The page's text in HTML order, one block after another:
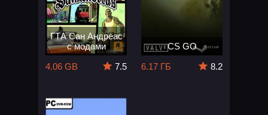
ГТА Сан Андреас
с модами
4.06 GB
7.5
CS GO
6.17 ГБ
8.2